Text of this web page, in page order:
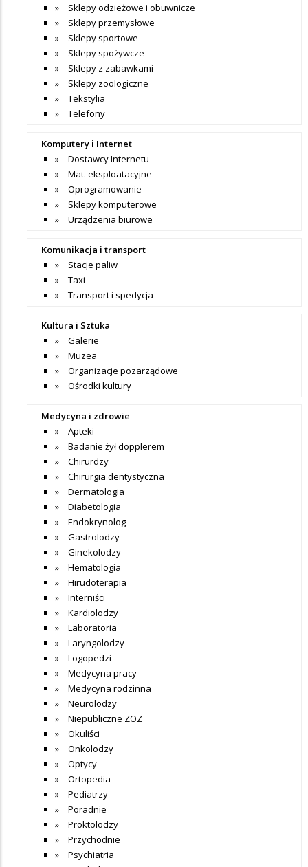
Sklepy odzieżowe i obuwnicze
Sklepy przemysłowe
Sklepy sportowe
Sklepy spożywcze
Sklepy z zabawkami
Sklepy zoologiczne
Tekstylia
Telefony
Komputery i Internet
Dostawcy Internetu
Mat. eksploatacyjne
Oprogramowanie
Sklepy komputerowe
Urządzenia biurowe
Komunikacja i transport
Stacje paliw
Taxi
Transport i spedycja
Kultura i Sztuka
Galerie
Muzea
Organizacje pozarządowe
Ośrodki kultury
Medycyna i zdrowie
Apteki
Badanie żył dopplerem
Chirurdzy
Chirurgia dentystyczna
Dermatologia
Diabetologia
Endokrynolog
Gastrolodzy
Ginekolodzy
Hematologia
Hirudoterapia
Interniści
Kardiolodzy
Laboratoria
Laryngolodzy
Logopedzi
Medycyna pracy
Medycyna rodzinna
Neurolodzy
Niepubliczne ZOZ
Okuliści
Onkolodzy
Optycy
Ortopedia
Pediatrzy
Poradnie
Proktolodzy
Przychodnie
Psychiatria